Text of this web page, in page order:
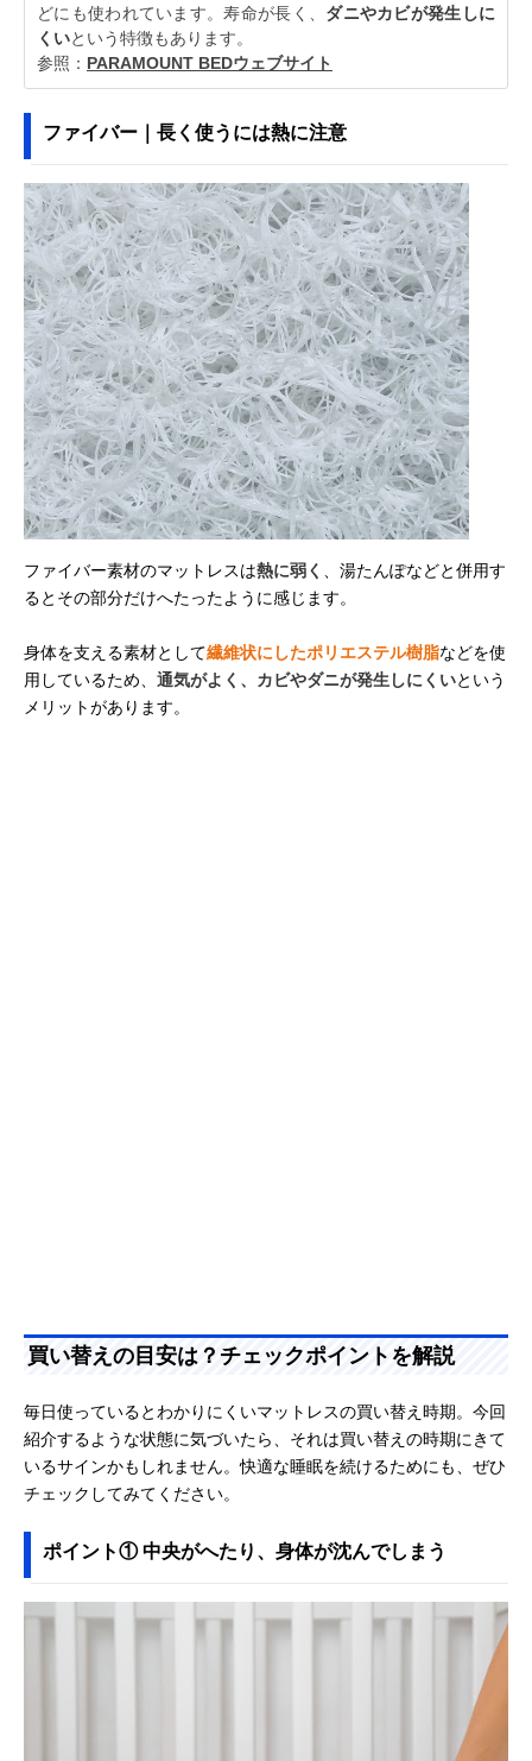
どにも使われています。寿命が長く、 ダニやカビが発生しに
くいという特徴もあります。
参照： PARAMOUNT BEDウェブサイト
ファイバー｜長く使うには熱に注意
ファイバー素材のマットレスは熱に弱く 、湯たんぽなどと併用す
るとその部分だけへたったように感じます。
身体を支える素材として繊維状にしたポリエステル樹脂などを使
用しているため、 通気がよく、カビやダニが発生しにくいという
メリットがあります。
買い替えの目安は？チェックポイントを解説
毎日使っているとわかりにくいマットレスの買い替え時期。今回
紹介するような状態に気づいたら、それは買い替えの時期にきて
いるサインかもしれません。快適な睡眠を続けるためにも、ぜひ
チェックしてみてください。
ポイント① 中央がへたり、身体が沈んでしまう